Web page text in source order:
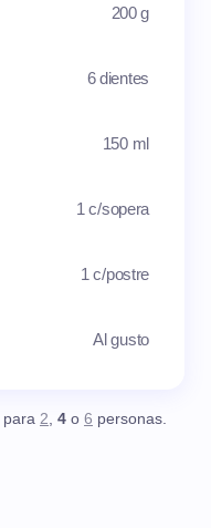
200 g
6 dientes
150 ml
1 c/sopera
1 c/postre
Al gusto
para 2, 4 o 6 personas.